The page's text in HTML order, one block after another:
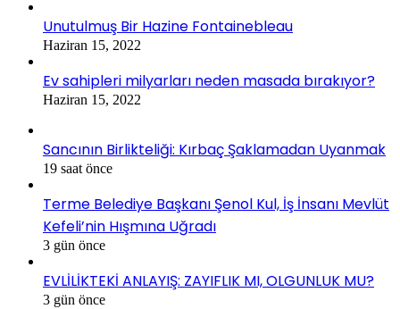
Unutulmuş Bir Hazine Fontainebleau
Haziran 15, 2022
Ev sahipleri milyarları neden masada bırakıyor?
Haziran 15, 2022
Sancının Birlikteliği: Kırbaç Şaklamadan Uyanmak
19 saat önce
Terme Belediye Başkanı Şenol Kul, İş İnsanı Mevlüt
Kefeli’nin Hışmına Uğradı
3 gün önce
EVLİLİKTEKİ ANLAYIŞ: ZAYIFLIK MI, OLGUNLUK MU?
3 gün önce